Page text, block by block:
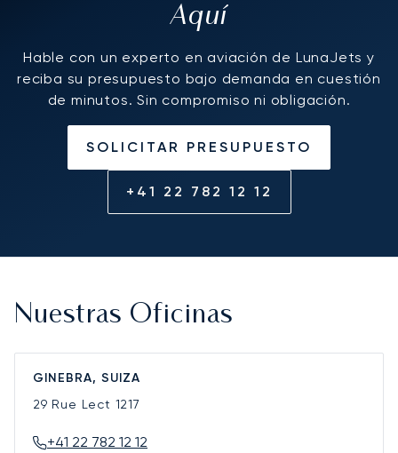
Aquí
Hable con un experto en aviación de LunaJets y
reciba su presupuesto bajo demanda en cuestión
de minutos. Sin compromiso ni obligación.
SOLICITAR PRESUPUESTO
+41 22 782 12 12
Nuestras Oficinas
GINEBRA, SUIZA
29 Rue Lect 1217
+41 22 782 12 12